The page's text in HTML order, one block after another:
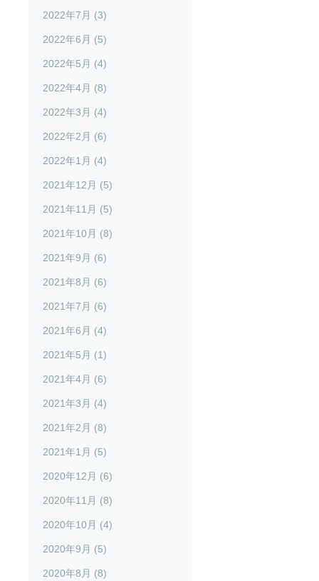
2022年7月 (3)
2022年6月 (5)
2022年5月 (4)
2022年4月 (8)
2022年3月 (4)
2022年2月 (6)
2022年1月 (4)
2021年12月 (5)
2021年11月 (5)
2021年10月 (8)
2021年9月 (6)
2021年8月 (6)
2021年7月 (6)
2021年6月 (4)
2021年5月 (1)
2021年4月 (6)
2021年3月 (4)
2021年2月 (8)
2021年1月 (5)
2020年12月 (6)
2020年11月 (8)
2020年10月 (4)
2020年9月 (5)
2020年8月 (8)